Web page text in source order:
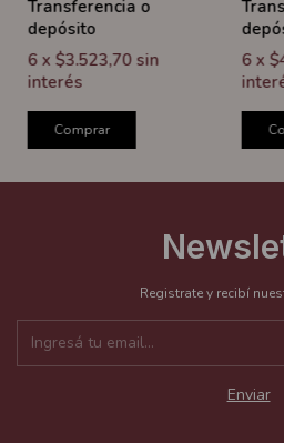
Transferencia o
depósito
6 x $3.523,70 sin
interés
Comprar
6 x
Registrate y recibí